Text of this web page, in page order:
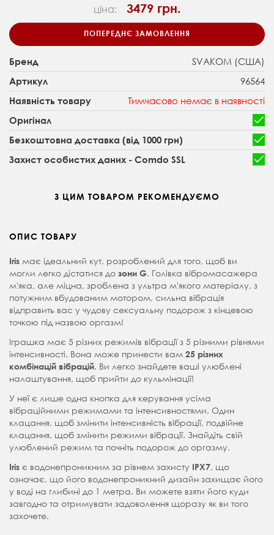
ціна: 3479 грн.
ПОПЕРЕДНЄ ЗАМОВЛЕННЯ
Бренд SVAKOM (США)
Артикул 96564
Наявність товару Тимчасово немає в наявності
Оригінал
Безкоштовна доставка (від 1000 грн)
Захист особистих даних - Comdo SSL
З ЦИМ ТОВАРОМ РЕКОМЕНДУЄМО
ОПИС ТОВАРУ
Iris має ідеальний кут, розроблений для того, щоб ви
могли легко дістатися до зони G. Голівка вібромасажера
м'яка, але міцна, зроблена з ультра м'якого матеріалу, з
потужним вбудованим мотором, сильна вібрація
відправить вас у чудову сексуальну подорож з кінцевою
точкою під назвою оргазм!
Іграшка має 5 різних режимів вібрації з 5 різними рівнями
інтенсивності. Вона може принести вам 25 різних
комбінацій вібрацій. Ви легко знайдете ваші улюблені
налаштування, щоб прийти до кульмінації!
У неї є лише одна кнопка для керування усіма
вібраційними режимами та інтенсивностями. Один
клацання, щоб змінити інтенсивність вібрації, подвійне
клацання, щоб змінити режими вібрації. Знайдіть свій
улюблений режим та почніть подорож до оргазму.
Iris є водонепроникним за рівнем захисту IPX7, що
означає, що його водонепроникний дизайн захищає його
у воді на глибині до 1 метра. Ви можете взяти його куди
завгодно та отримувати задоволення щоразу як ви того
захочете.